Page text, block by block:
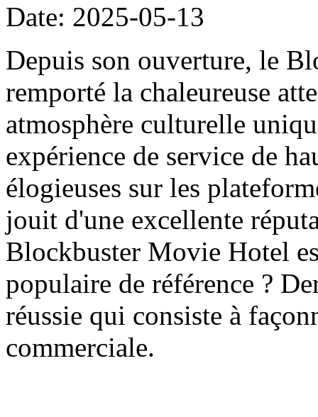
Date: 2025-05-13
Depuis son ouverture, le
remporté la chaleureuse
atmosphère culturelle
expérience de service de
élogieuses sur les
jouit d'une excellente
Blockbuster Movie Hotel
populaire de référence ?
réussie qui consiste à
commerciale.